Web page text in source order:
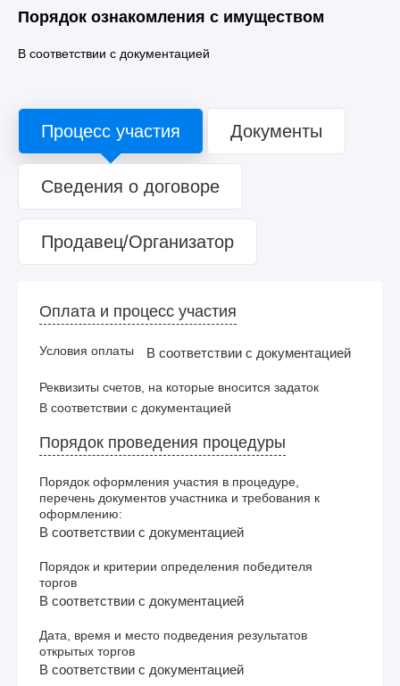
Порядок ознакомления с имуществом
В соответствии с документацией
Процесс участия Документы
Сведения о договоре
Продавец/Организатор
Оплата и процесс участия
Условия оплаты В соответствии с документацией
Реквизиты счетов, на которые вносится задаток
В соответствии с документацией
Порядок проведения процедуры
Порядок оформления участия в процедуре,
перечень документов участника и требования к
оформлению:
В соответствии с документацией
Порядок и критерии определения победителя
торгов
В соответствии с документацией
Дата, время и место подведения результатов
открытых торгов
В соответствии с документацией